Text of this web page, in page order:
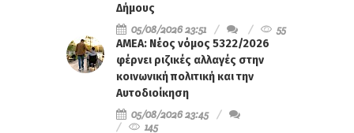
Δήμους
05/08/2026 23:51
55
ΑΜΕΑ: Νέος νόμος 5322/2026
φέρνει ριζικές αλλαγές στην
κοινωνική πολιτική και την
Αυτοδιοίκηση
05/08/2026 23:45
145